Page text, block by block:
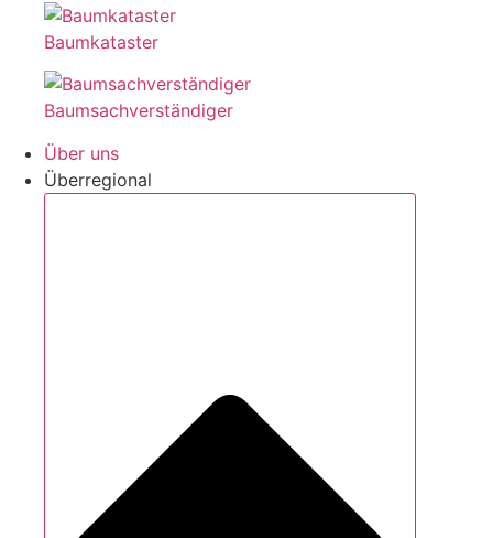
Baumkataster
Baumsachverständiger
Über uns
Überregional